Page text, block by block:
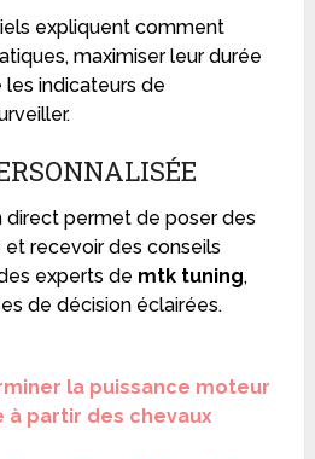
expliquent comment
maximiser leur durée
indicateurs de
direct permet de poser des
recevoir des conseils
experts de mtk tuning,
de décision éclairées.
la puissance moteur
partir des chevaux